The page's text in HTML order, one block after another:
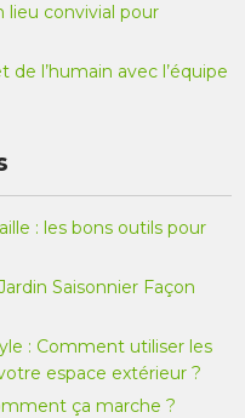
lieu convivial pour
l’humain avec l’équipe
: les bons outils pour
Saisonnier Façon
: Comment utiliser les
espace extérieur ?
ça marche ?